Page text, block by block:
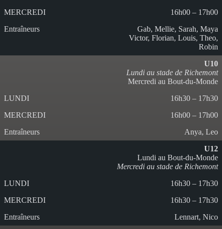
16h00 – 17h00
Gab, Mellie, Sarah, Maya
Victor, Florian, Louis, Theo,
Robin
U10
Lundi au stade de Richemont
Mercredi au Bout-du-Monde
16h30 – 17h30
16h00 – 17h00
Anya, Leo
U12
Lundi au Bout-du-Monde
Mercredi au stade de Richemont
16h30 – 17h30
16h30 – 17h30
Lennart, Nico